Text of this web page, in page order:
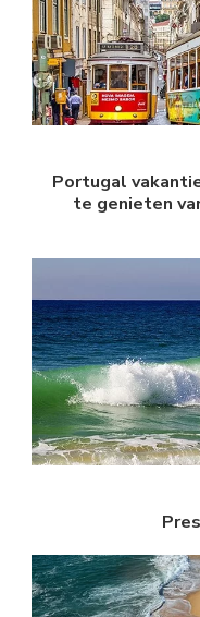
Portugal
te genieten